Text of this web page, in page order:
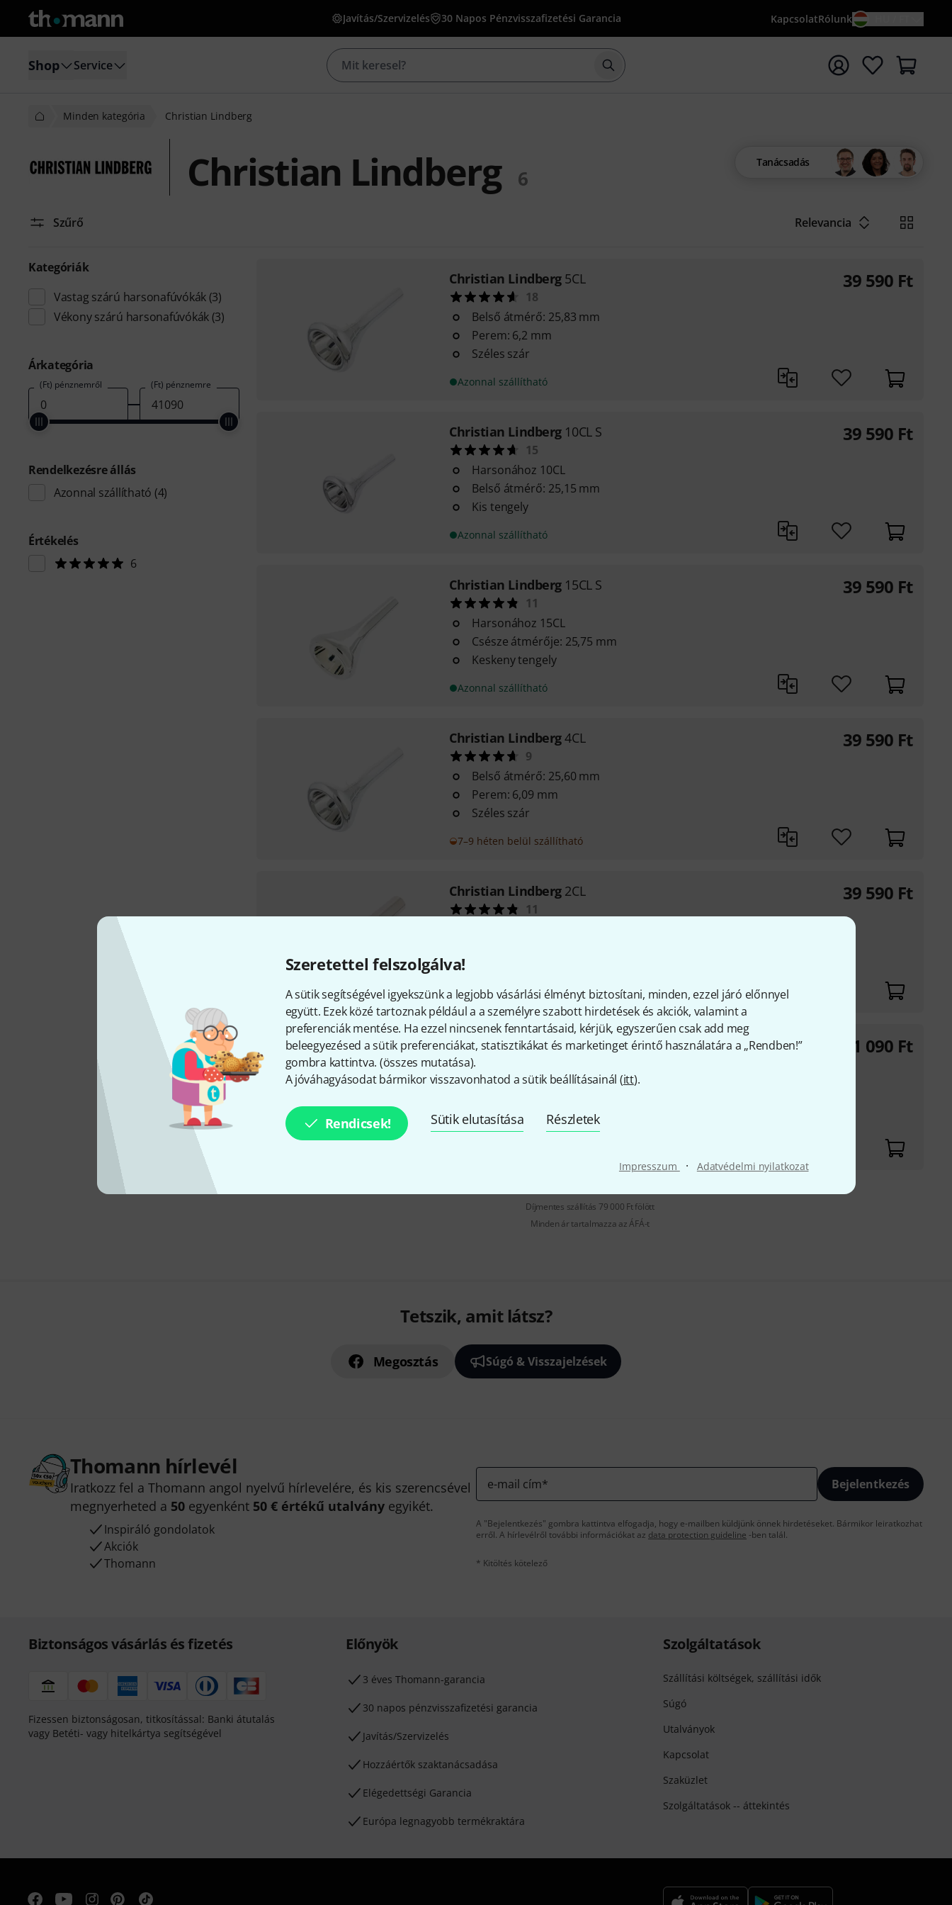
Szeretettel felszolgálva!
A sütik segítségével igyekszünk a legjobb vásárlási élményt biztosítani, minden, ezzel járó előnnyel
együtt. Ezek közé tartoznak például a a személyre szabott hirdetések és akciók, valamint a
preferenciák mentése. Ha ezzel nincsenek fenntartásaid, kérjük, egyszerűen csak add meg
beleegyezésed a sütik preferenciákat, statisztikákat és marketinget érintő használatára a „Rendben!”
gombra kattintva. (összes mutatása).
A jóváhagyásodat bármikor visszavonhatod a sütik beállításainál (itt).
Rendicsek! Sütik elutasítása Részletek
Impresszum · Adatvédelmi nyilatkozat
Javítás/Szervizelés 30 Napos Pénzvisszafizetési Garancia KapcsolatRólunk
Shop Service Keresés indítása {searchTerm} keresőszóval
Minden kategória Christian Lindberg
Christian Lindberg 6
Tanácsadás
Szűrő Relevancia
Kategóriák
Vastag szárú harsonafúvókák(3)
Vékony szárú harsonafúvókák(3)
Árkategória
(Ft) pénznemről (Ft) pénznemre
Rendelkezésre állás
Azonnal szállítható (4)
Értékelés
6
Christian Lindberg 5CL
18
Belső átmérő: 25,83 mm
Perem: 6,2 mm
Széles szár
Azonnal szállítható
39 590 Ft
Christian Lindberg 10CL S
15
Harsonához 10CL
Belső átmérő: 25,15 mm
Kis tengely
Azonnal szállítható
39 590 Ft
Christian Lindberg 15CL S
11
Harsonához 15CL
Csésze átmérője: 25,75 mm
Keskeny tengely
Azonnal szállítható
39 590 Ft
Christian Lindberg4CL
9
Belső átmérő: 25,60 mm
Perem: 6,09 mm
Széles szár
7–9 héten belül szállítható
39 590 Ft
Christian Lindberg 2CL
11
Azonnal szállítható
39 590 Ft
Christian Lindberg 13CL S
Christian Lindberg 13CL S harsona
25,9 mm &aacute;tm&eacute;r&#337;j&#369;
f&uacute;v&oacute;k&aac...
41 090 Ft
Díjmentes szállítás 79 000 Ft fölött
Minden ár tartalmazza az ÁFÁ-t
Tetszik, amit látsz?
Megosztás Súgó & Visszajelzések
Thomann hírlevél
Iratkozz fel a Thomann angol nyelvű hírlevelére, és kis szerencsével
megnyerheted a 50 egyenként 50 € értékű utalvány egyikét.
Inspiráló gondolatok
Akciók
Thomann
e-mail cím* Bejelentkezés
A "Bejelentkezés" gombra kattintva elfogadja, hogy e-mailben küldjünk önnek hirdetéseket. Bármikor leiratkozhat
erről. A hírlevélről további információkat az data protection guideline -ben talál.
* Kitöltés kötelező
Biztonságos vásárlás és fizetés
Fizessen biztonságosan, titkosítással: Banki átutalás
vagy Betéti- vagy hitelkártya segítségével
Előnyök
3 éves Thomann-garancia
30 napos pénzvisszafizetési garancia
Javítás/Szervizelés
Hozzáértők szaktanácsadása
Elégedettségi Garancia
Európa legnagyobb termékraktára
Szolgáltatások
Szállítási költségek, szállítási idők
Súgó
Utalványok
Kapcsolat
Szaküzlet
Szolgáltatások -- áttekintés